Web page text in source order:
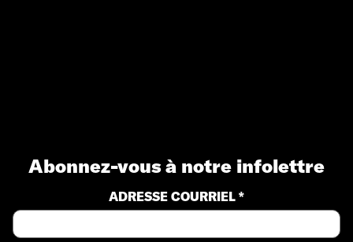
Abonnez-vous à notre infolettre
ADRESSE COURRIEL *